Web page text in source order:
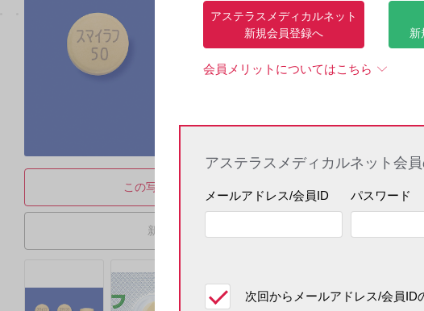
この写真をダウンロード
新旧を並べて表示
電
PDF
く
アステラスメディカルネット
新規会員登録へ
新
会員メリットについてはこちら
アステラスメディカルネット会
メールアドレス/会員ID パスワード
次回からメールアドレス/会員ID